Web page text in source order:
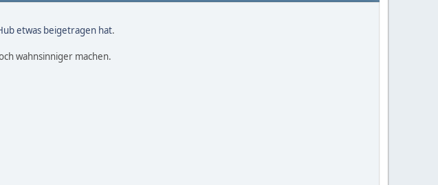
etwas beigetragen hat.
wahnsinniger machen.